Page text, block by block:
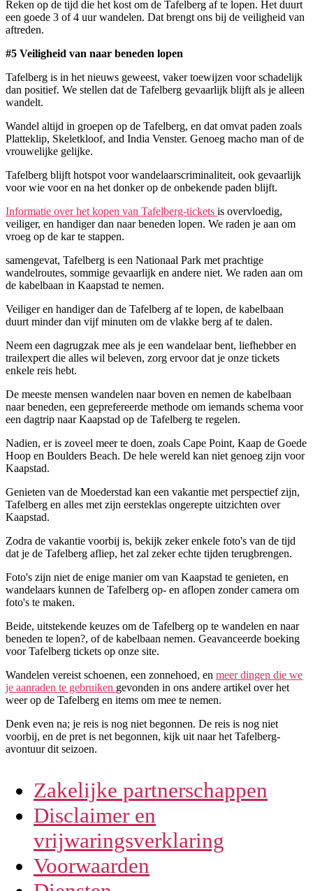
Reken op de tijd die het kost om de Tafelberg af te lopen. Het duurt
een goede 3 of 4 uur wandelen. Dat brengt ons bij de veiligheid van
aftreden.
#5 Veiligheid van naar beneden lopen
Tafelberg is in het nieuws geweest, vaker toewijzen voor schadelijk
dan positief. We stellen dat de Tafelberg gevaarlijk blijft als je alleen
wandelt.
Wandel altijd in groepen op de Tafelberg, en dat omvat paden zoals
Platteklip, Skeletkloof, and India Venster. Genoeg macho man of de
vrouwelijke gelijke.
Tafelberg blijft hotspot voor wandelaarscriminaliteit, ook gevaarlijk
voor wie voor en na het donker op de onbekende paden blijft.
Informatie over het kopen van Tafelberg-tickets is overvloedig,
veiliger, en handiger dan naar beneden lopen. We raden je aan om
vroeg op de kar te stappen.
samengevat, Tafelberg is een Nationaal Park met prachtige
wandelroutes, sommige gevaarlijk en andere niet. We raden aan om
de kabelbaan in Kaapstad te nemen.
Veiliger en handiger dan de Tafelberg af te lopen, de kabelbaan
duurt minder dan vijf minuten om de vlakke berg af te dalen.
Neem een ​​dagrugzak mee als je een wandelaar bent, liefhebber en
trailexpert die alles wil beleven, zorg ervoor dat je onze tickets
enkele reis hebt.
De meeste mensen wandelen naar boven en nemen de kabelbaan
naar beneden, een geprefereerde methode om iemands schema voor
een dagtrip naar Kaapstad op de Tafelberg te regelen.
Nadien, er is zoveel meer te doen, zoals Cape Point, Kaap de Goede
Hoop en Boulders Beach. De hele wereld kan niet genoeg zijn voor
Kaapstad.
Genieten van de Moederstad kan een vakantie met perspectief zijn,
Tafelberg en alles met zijn eersteklas ongerepte uitzichten over
Kaapstad.
Zodra de vakantie voorbij is, bekijk zeker enkele foto's van de tijd
dat je de Tafelberg afliep, het zal zeker echte tijden terugbrengen.
Foto's zijn niet de enige manier om van Kaapstad te genieten, en
wandelaars kunnen de Tafelberg op- en aflopen zonder camera om
foto's te maken.
Beide, uitstekende keuzes om de Tafelberg op te wandelen en naar
beneden te lopen?, of de kabelbaan nemen. Geavanceerde boeking
voor Tafelberg tickets op onze site.
Wandelen vereist schoenen, een zonnehoed, en meer dingen die we
je aanraden te gebruiken gevonden in ons andere artikel over het
weer op de Tafelberg en items om mee te nemen.
Denk even na; je reis is nog niet begonnen. De reis is nog niet
voorbij, en de pret is net begonnen, kijk uit naar het Tafelberg-
avontuur dit seizoen.
Zakelijke partnerschappen
Disclaimer en
vrijwaringsverklaring
Voorwaarden